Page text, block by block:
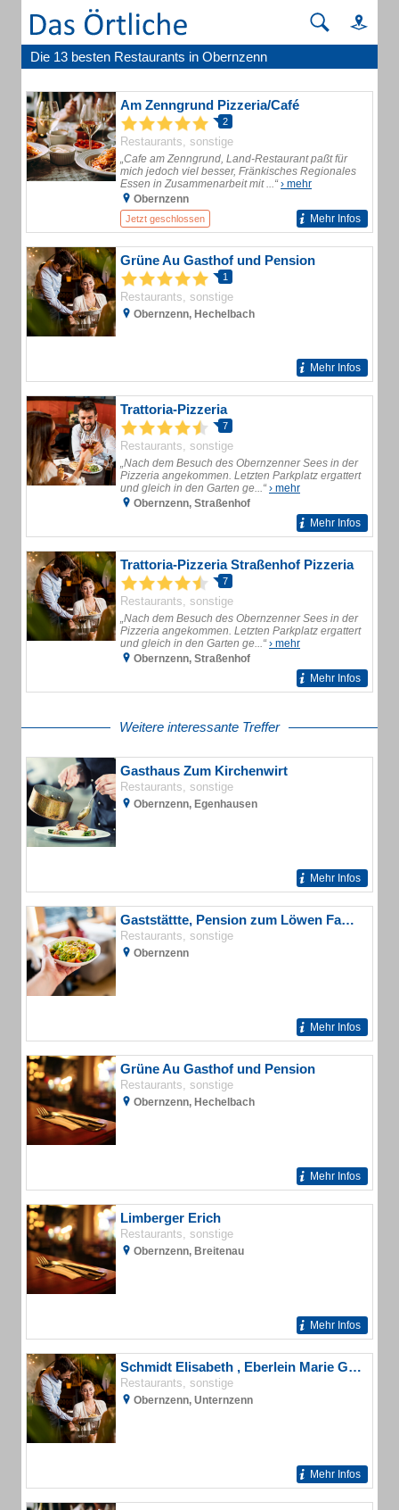
Die 13 besten Restaurants in Obernzenn
Am Zenngrund Pizzeria/Café
2
Restaurants, sonstige
„Cafe am Zenngrund, Land-Restaurant paßt für
mich jedoch viel besser, Fränkisches Regionales
Essen in Zusammenarbeit mit ...“› mehr
Obernzenn
Jetzt geschlossen Mehr Infos
Grüne Au Gasthof und Pension
1
Restaurants, sonstige
Obernzenn, Hechelbach
Mehr Infos
Trattoria-Pizzeria
7
Restaurants, sonstige
„Nach dem Besuch des Obernzenner Sees in der
Pizzeria angekommen. Letzten Parkplatz ergattert
und gleich in den Garten ge...“› mehr
Obernzenn, Straßenhof
Mehr Infos
Trattoria-Pizzeria Straßenhof Pizzeria
7
Restaurants, sonstige
„Nach dem Besuch des Obernzenner Sees in der
Pizzeria angekommen. Letzten Parkplatz ergattert
und gleich in den Garten ge...“› mehr
Obernzenn, Straßenhof
Mehr Infos
Weitere interessante Treffer
Gasthaus Zum Kirchenwirt
Restaurants, sonstige
Obernzenn, Egenhausen
Mehr Infos
Gaststättte, Pension zum Löwen Familie Engelhardt Gasthaus
Restaurants, sonstige
Obernzenn
Mehr Infos
Grüne Au Gasthof und Pension
Restaurants, sonstige
Obernzenn, Hechelbach
Mehr Infos
Limberger Erich
Restaurants, sonstige
Obernzenn, Breitenau
Mehr Infos
Schmidt Elisabeth , Eberlein Marie Gasthaus
Restaurants, sonstige
Obernzenn, Unternzenn
Mehr Infos